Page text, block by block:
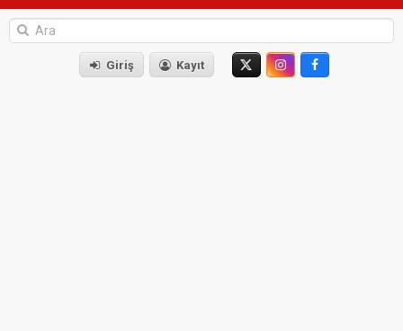
Giriş Kayıt